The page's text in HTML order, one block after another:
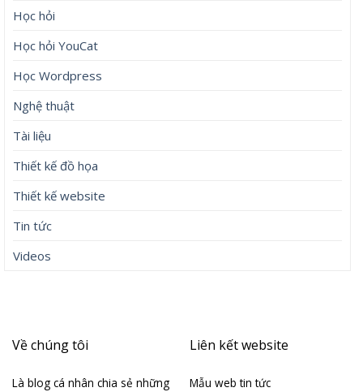
Học hỏi
Học hỏi YouCat
Học Wordpress
Nghệ thuật
Tài liệu
Thiết kế đồ họa
Thiết kế website
Tin tức
Videos
Về chúng tôi
Là blog cá nhân chia sẻ những
Liên kết website
Mẫu web tin tức